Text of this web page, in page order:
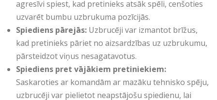
agresīvi spiest, kad pretinieks atsāk spēli, cenšoties
uzvarēt bumbu uzbrukuma pozīcijās.
Spiediens pārejās: Uzbrucēji var izmantot brīžus,
kad pretinieks pāriet no aizsardzības uz uzbrukumu,
pārsteidzot viņus nesagatavotus.
Spiediens pret vājākiem pretiniekiem:
Saskaroties ar komandām ar mazāku tehnisko spēju,
uzbrucēji var pielietot neapstājošu spiedienu, lai